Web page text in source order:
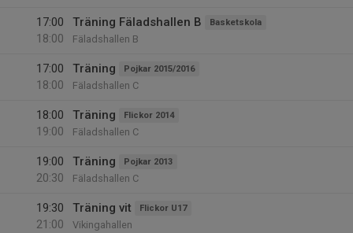
17:00
18:00
Träning Fäladshallen B Basketskola
Fäladshallen B
17:00
18:00
Träning Pojkar 2015/2016
Fäladshallen C
18:00
19:00
Träning Flickor 2014
Fäladshallen C
19:00
20:30
Träning Pojkar 2013
Fäladshallen C
19:30
21:00
Träning vit Flickor U17
Vikingahallen